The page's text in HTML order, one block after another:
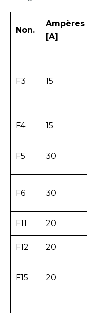
Non.
Ampères
[A]
F3 15
F4 15
F5 30
F6 30
F11 20
F12 20
F15 20